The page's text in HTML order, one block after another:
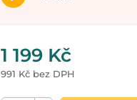
1 199 Kč
991 Kč bez DPH